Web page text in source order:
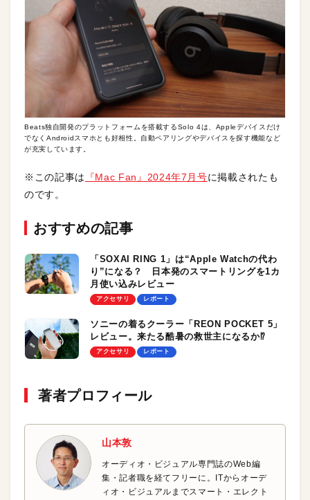
Beats独自開発のプラットフォームを搭載するSolo 4は、Appleデバイスだけ
でなくAndroidスマホとも好相性。自動ペアリングやデバイスを探す機能など
が充実しています。
※この記事は 『Mac Fan』2024年7月号に掲載されたも
のです。
おすすめの記事
「SOXAI RING 1」は“Apple Watchの代わ
り”になる？ 日本発のスマートリングを1カ
月使い込みレビュー
アクセサリ レポート
ソニーの着るクーラー「REON POCKET 5」
レビュー。来たる酷暑の救世主になるか⁉︎
アクセサリ レポート
著者プロフィール
山本敦
オーディオ・ビジュアル専門誌のWeb編
集・記者職を経てフリーに。ITからオーデ
ィオ・ビジュアルまでスマート・エレクト